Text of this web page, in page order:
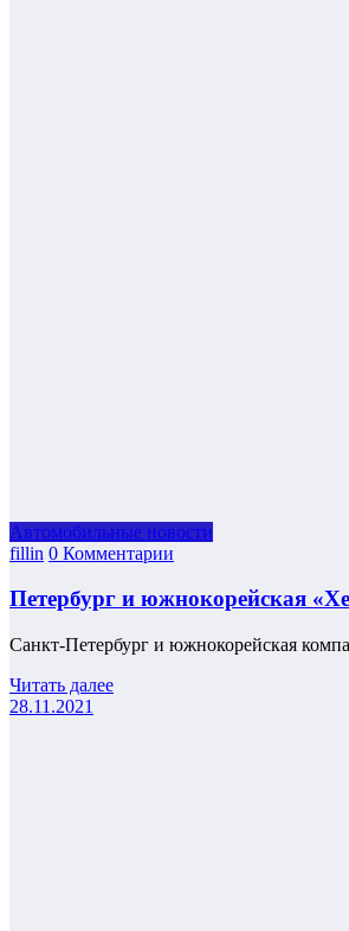
Автомобильные новости
fillin 0 Комментарии
Петербург и южнокорейская
Санкт-Петербург и южнокорейская
Читать далее
28.11.2021